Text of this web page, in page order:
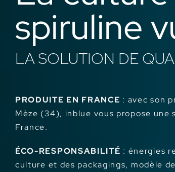
spiruline
LA SOLUTION DE
PRODUITE EN FRANCE : avec son
Mèze (34), inblue vous propose
France.
ÉCO-RESPONSABILITÉ : énergies
culture et des packagings, modèle